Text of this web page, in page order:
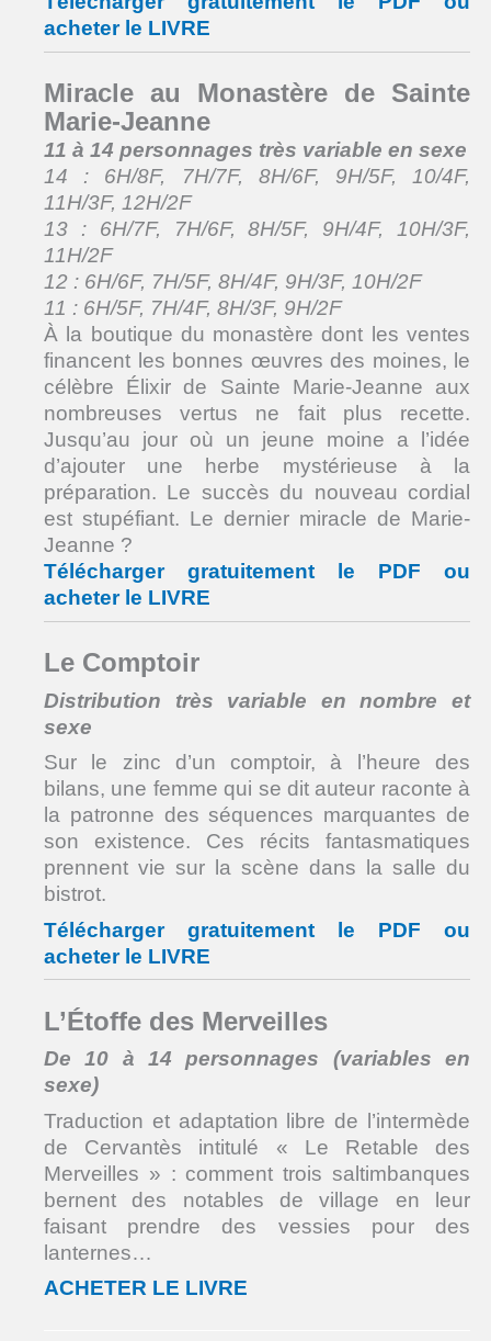
acheter le LIVRE
Miracle au Monastère de Sainte
Marie-Jeanne
11 à 14 personnages très variable en sexe
14 : 6H/8F, 7H/7F, 8H/6F, 9H/5F, 10/4F,
11H/3F, 12H/2F
13 : 6H/7F, 7H/6F, 8H/5F, 9H/4F, 10H/3F,
11H/2F
12 : 6H/6F, 7H/5F, 8H/4F, 9H/3F, 10H/2F
11 : 6H/5F, 7H/4F, 8H/3F, 9H/2F
À la boutique du monastère dont les ventes
financent les bonnes œuvres des moines, le
célèbre Élixir de Sainte Marie-Jeanne aux
nombreuses vertus ne fait plus recette.
Jusqu’au jour où un jeune moine a l’idée
d’ajouter une herbe mystérieuse à la
préparation. Le succès du nouveau cordial
est stupéfiant. Le dernier miracle de Marie-
Jeanne ?
Télécharger gratuitement le PDF ou
acheter le LIVRE
Le Comptoir
Distribution très variable en nombre et
sexe
Sur le zinc d’un comptoir, à l’heure des
bilans, une femme qui se dit auteur raconte à
la patronne des séquences marquantes de
son existence. Ces récits fantasmatiques
prennent vie sur la scène dans la salle du
bistrot.
Télécharger gratuitement le PDF ou
acheter le LIVRE
L’Étoffe des Merveilles
De 10 à 14 personnages (variables en
sexe)
Traduction et adaptation libre de l’intermède
de Cervantès intitulé « Le Retable des
Merveilles » : comment trois saltimbanques
bernent des notables de village en leur
faisant prendre des vessies pour des
lanternes…
ACHETER LE LIVRE